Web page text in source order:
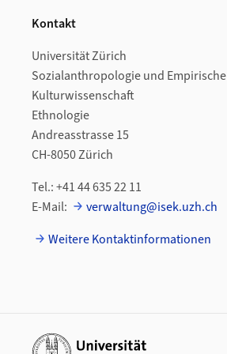
Kontakt
Universität Zürich
Sozialanthropologie und Empirische
Kulturwissenschaft
Ethnologie
Andreasstrasse 15
CH-8050 Zürich
Tel.: +41 44 635 22 11
E-Mail:
verwaltung@isek.uzh.ch
Weitere Kontaktinformationen
Weiterführende Links